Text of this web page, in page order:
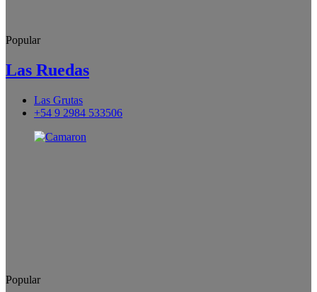
Popular
Las Ruedas
Las Grutas
+54 9 2984 533506
Popular